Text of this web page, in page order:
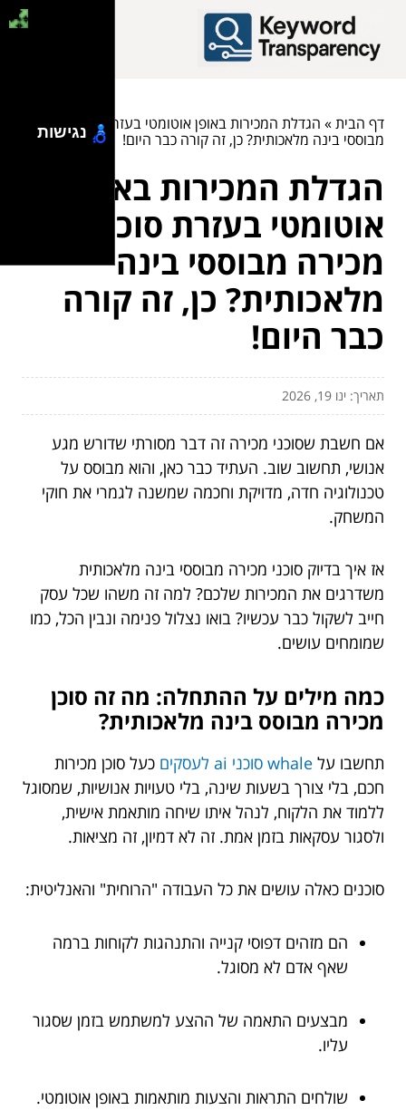
דף הבית» הגדלת המכירות באופן אוטומטי בעזרת סוכני מכירה
מבוססי בינה מלאכותית? כן, זה קורה כבר היום!
הגדלת המכירות באופן
אוטומטי בעזרת סוכני
מכירה מבוססי בינה
מלאכותית? כן, זה קורה
כבר היום!
תאריך: ינו 19, 2026
אם חשבת שסוכני מכירה זה דבר מסורתי שדורש מגע
אנושי, תחשוב שוב. העתיד כבר כאן, והוא מבוסס על
טכנולוגיה חדה, מדויקת וחכמה שמשנה לגמרי את חוקי
המשחק.
אז איך בדיוק סוכני מכירה מבוססי בינה מלאכותית
משדרגים את המכירות שלכם? למה זה משהו שכל עסק
חייב לשקול כבר עכשיו? בואו נצלול פנימה ונבין הכל, כמו
שמומחים עושים.
כמה מילים על ההתחלה: מה זה סוכן
מכירה מבוסס בינה מלאכותית?
תחשבו על whale סוכני ai לעסקים כעל סוכן מכירות
חכם, בלי צורך בשעות שינה, בלי טעויות אנושיות, שמסוגל
ללמוד את הלקוח, לנהל איתו שיחה מותאמת אישית,
ולסגור עסקאות בזמן אמת. זה לא דמיון, זה מציאות.
סוכנים כאלה עושים את כל העבודה "הרוחית" והאנליטית:
הם מזהים דפוסי קנייה והתנהגות לקוחות ברמה
שאף אדם לא מסוגל.
מבצעים התאמה של ההצע למשתמש בזמן שסגור
עליו.
שולחים התראות והצעות מותאמות באופן אוטומטי.
נגישות